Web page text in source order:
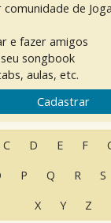
de
e fazer amigos
songbook
aulas, etc.
Cadastrar
C D E F
P Q R S
X
Y Z